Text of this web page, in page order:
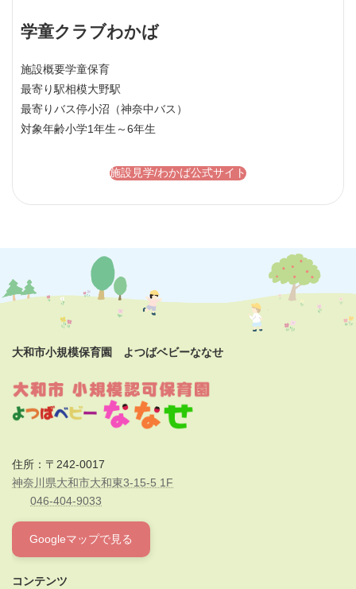
学童クラブわかば
施設概要学童保育
最寄り駅相模大野駅
最寄りバス停小沼（神奈中バス）
対象年齢小学1年生～6年生
施設見学/わかば公式サイト
大和市小規模保育園 よつばベビーななせ
住所：〒242-0017
神奈川県大和市大和東3-15-5 1F
046-404-9033
Googleマップで見る
コンテンツ